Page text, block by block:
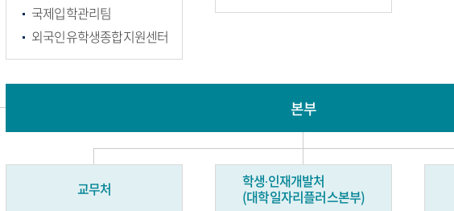
국제입학관리팀
외국인유학생종합지원센터
본부
교무처
학생∙인재개발처
(대학일자리플러스본부)